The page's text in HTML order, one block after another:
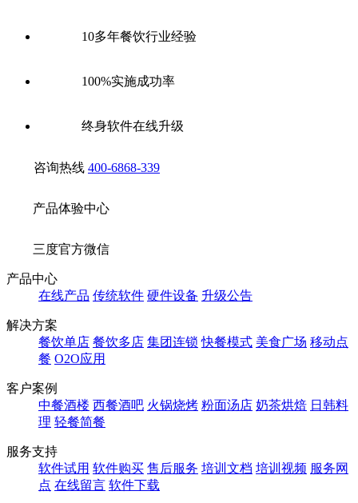
10多年餐饮行业经验
100%实施成功率
终身软件在线升级
咨询热线 400-6868-339
产品体验中心
三度官方微信
产品中心
在线产品 传统软件 硬件设备 升级公告
解决方案
餐饮单店 餐饮多店 集团连锁 快餐模式 美食广场 移动点
餐 O2O应用
客户案例
中餐酒楼 西餐酒吧 火锅烧烤 粉面汤店 奶茶烘焙 日韩料
理 轻餐简餐
服务支持
软件试用 软件购买 售后服务 培训文档 培训视频 服务网
点 在线留言 软件下载